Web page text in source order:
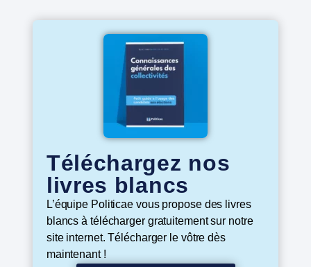
Téléchargez nos
livres blancs
L’équipe Politicae vous propose des livres
blancs à télécharger gratuitement sur notre
site internet. Télécharger le vôtre dès
maintenant !